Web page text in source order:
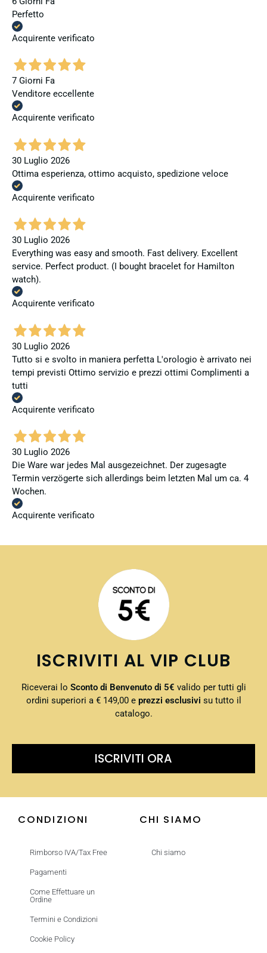
Perfetto
Acquirente verificato
7 Giorni Fa
Venditore eccellente
Acquirente verificato
30 Luglio 2026
Ottima esperienza, ottimo acquisto, spedizione veloce
Acquirente verificato
30 Luglio 2026
Everything was easy and smooth. Fast delivery. Excellent
service. Perfect product. (I bought bracelet for Hamilton
watch).
Acquirente verificato
30 Luglio 2026
Tutto si e svolto in maniera perfetta L'orologio è arrivato nei
tempi previsti Ottimo servizio e prezzi ottimi Complimenti a
tutti
Acquirente verificato
30 Luglio 2026
Die Ware war jedes Mal ausgezeichnet. Der zugesagte
Termin verzögerte sich allerdings beim letzten Mal um ca. 4
Wochen.
Acquirente verificato
ISCRIVITI AL VIP CLUB
Riceverai lo Sconto di Benvenuto di 5€ valido per tutti gli
ordini superiori a € 149,00 e prezzi esclusivi su tutto il
catalogo.
ISCRIVITI ORA
CONDIZIONI
Rimborso IVA/Tax Free
Pagamenti
Come Effettuare un
Ordine
Termini e Condizioni
Cookie Policy
CHI SIAMO
Chi siamo